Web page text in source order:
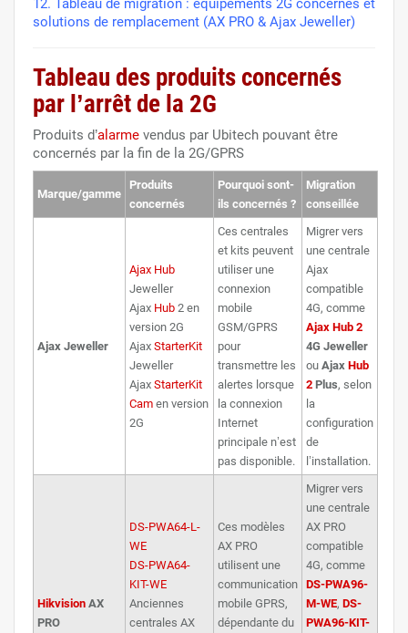
12. Tableau de migration : équipements 2G concernés et
solutions de remplacement (AX PRO & Ajax Jeweller)
Tableau des produits concernés
par l’arrêt de la 2G
Produits d’alarme vendus par Ubitech pouvant être
concernés par la fin de la 2G/GPRS
Marque/gamme
Produits
concernés
Pourquoi sont-
ils concernés ?
Migration
conseillée
Ajax Jeweller
Ajax Hub
Jeweller
Ajax Hub 2 en
version 2G
Ajax StarterKit
Jeweller
Ajax StarterKit
Cam en version
2G
Ces centrales
et kits peuvent
utiliser une
connexion
mobile
GSM/GPRS
pour
transmettre les
alertes lorsque
la connexion
Internet
principale n’est
pas disponible.
Migrer vers
une centrale
Ajax
compatible
4G, comme
Ajax Hub 2
4G Jeweller
ou Ajax Hub
2 Plus, selon
la
configuration
de
l’installation.
Hikvision AX
PRO
DS-PWA64-L-
WE
DS-PWA64-
KIT-WE
Anciennes
centrales AX
Ces modèles
AX PRO
utilisent une
communication
mobile GPRS,
dépendante du
Migrer vers
une centrale
AX PRO
compatible
4G, comme
DS-PWA96-
M-WE, DS-
PWA96-KIT-